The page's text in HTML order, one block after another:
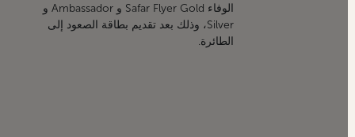
الوفاء Safar Flyer Gold و Ambassador و
Silver، وذلك بعد تقديم بطاقة الصعود إلى
الطائرة.